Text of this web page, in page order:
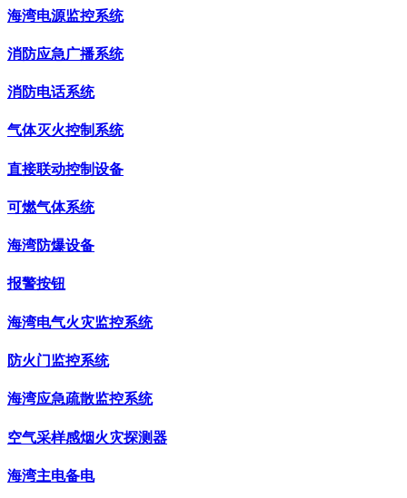
海湾电源监控系统
消防应急广播系统
消防电话系统
气体灭火控制系统
直接联动控制设备
可燃气体系统
海湾防爆设备
报警按钮
海湾电气火灾监控系统
防火门监控系统
海湾应急疏散监控系统
空气采样感烟火灾探测器
海湾主电备电